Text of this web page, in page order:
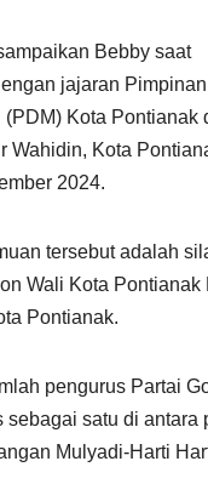
Bebby saat
jajaran
Kota Pontianak
Wahidin, Kota
2024.
tersebut adalah
Wali Kota Pontianak
Pontianak.
pengurus Partai
sebagai satu di antara
Mulyadi-Harti